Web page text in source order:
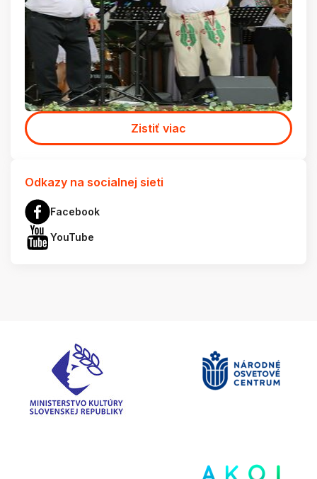
Zistiť viac
Odkazy na socialnej sieti
Facebook
YouTube